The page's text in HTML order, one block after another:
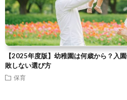
【2025年度版】幼稚園は何歳から？入
敗しない選び方
保育